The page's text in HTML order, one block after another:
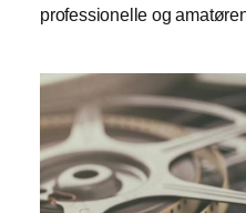
professionelle og